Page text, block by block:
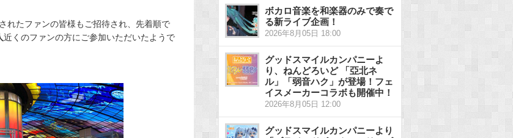
れたファンの皆様もご招待され、先着順で
近くのファンの方にご参加いただいたようで
ボカロ音楽を和楽器のみで奏で
る新ライブ企画！
2026年8月05日 18:00
グッドスマイルカンパニーよ
り、ねんどろいど 「亞北ネ
ル」「弱音ハク」が登場！フェ
イスメーカーコラボも開催中！
2026年8月05日 12:00
グッドスマイルカンパニーより